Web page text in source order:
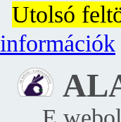
Utolsó
információk